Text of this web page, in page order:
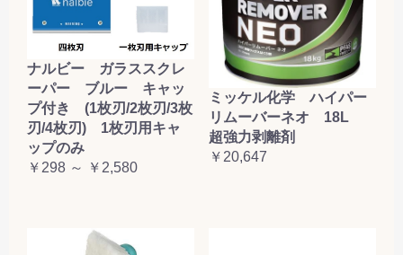
ナルビー ガラススクレ
ーパー ブルー キャッ
プ付き (1枚刃/2枚刃/3枚
刃/4枚刃) 1枚刃用キャ
ップのみ
￥298 ～ ￥2,580
ミッケル化学 ハイパー
リムーバーネオ 18L
超強力剥離剤
￥20,647